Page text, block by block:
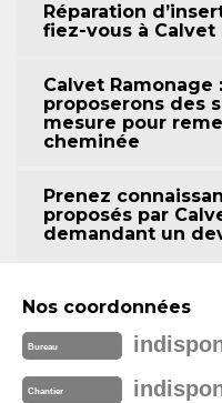
Réparation
fiez-vous à Calvet
Calvet Ramonage
proposerons des
mesure pour
cheminée
Prenez
proposés par
demandant un
Nos coordonnées
Bureau
Chantier